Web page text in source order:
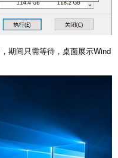
期间只需等待，桌面展示Wind